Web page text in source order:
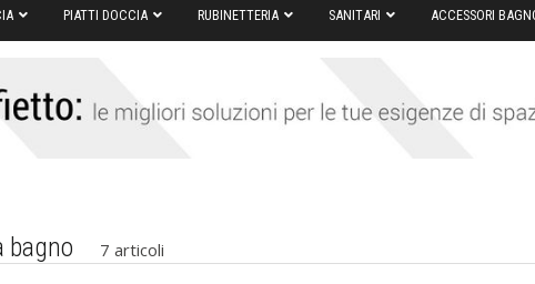
PIATTI DOCCIA RUBINETTERIA SANITARI ACCESSORI
bagno 7 articoli